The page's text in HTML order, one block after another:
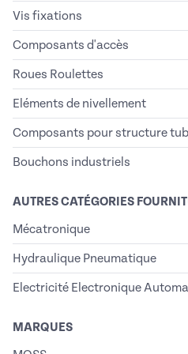
Vis fixations
Composants d'accès
Roues Roulettes
Eléments de nivellement
Composants pour structure
Bouchons industriels
AUTRES CATÉGORIES
Mécatronique
Hydraulique Pneumatique
Electricité Electronique
MARQUES